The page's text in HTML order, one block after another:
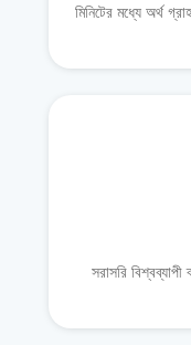
মিনিটের মধ্যে অর্থ
সরাসরি বিশ্বব্যাপী